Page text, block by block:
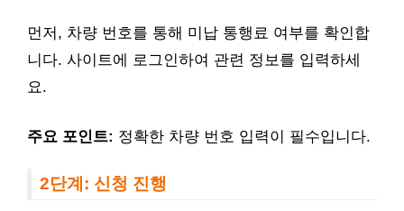
먼저, 차량 번호를 통해 미납 통행료 여부를 확인합
니다. 사이트에 로그인하여 관련 정보를 입력하세
요.
주요 포인트: 정확한 차량 번호 입력이 필수입니다.
2단계: 신청 진행